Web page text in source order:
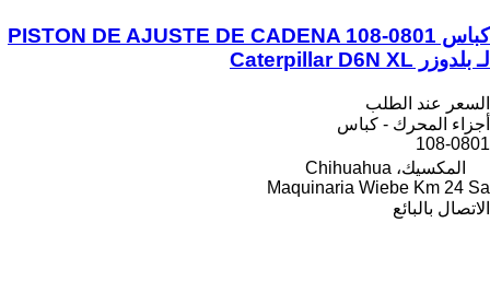
كباس PISTON DE AJUSTE DE CADENA 108-0801
لـ بلدوزر Caterpillar D6N XL
السعر عند الطلب
أجزاء المحرك - كباس
108-0801
المكسيك، Chihuahua
Maquinaria Wiebe Km 24 Sa
الاتصال بالبائع